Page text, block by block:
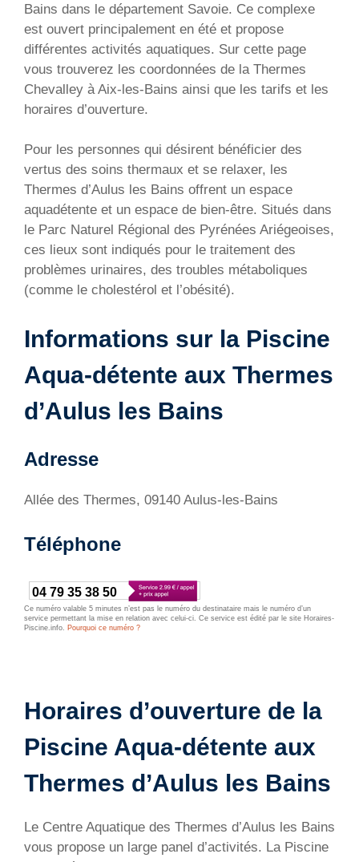
Bains dans le département Savoie. Ce complexe
est ouvert principalement en été et propose
différentes activités aquatiques. Sur cette page
vous trouverez les coordonnées de la Thermes
Chevalley à Aix-les-Bains ainsi que les tarifs et les
horaires d’ouverture.
Pour les personnes qui désirent bénéficier des
vertus des soins thermaux et se relaxer, les
Thermes d’Aulus les Bains offrent un espace
aquadétente et un espace de bien-être. Situés dans
le Parc Naturel Régional des Pyrénées Ariégeoises,
ces lieux sont indiqués pour le traitement des
problèmes urinaires, des troubles métaboliques
(comme le cholestérol et l’obésité).
Informations sur la Piscine
Aqua-détente aux Thermes
d’Aulus les Bains
Adresse
Allée des Thermes, 09140 Aulus-les-Bains
Téléphone
04 79 35 38 50
Ce numéro valable 5 minutes n’est pas le numéro du destinataire mais le numéro d’un
service permettant la mise en relation avec celui-ci. Ce service est édité par le site Horaires-
Piscine.info. Pourquoi ce numéro ?
Horaires d’ouverture de la
Piscine Aqua-détente aux
Thermes d’Aulus les Bains
Le Centre Aquatique des Thermes d’Aulus les Bains
vous propose un large panel d’activités. La Piscine